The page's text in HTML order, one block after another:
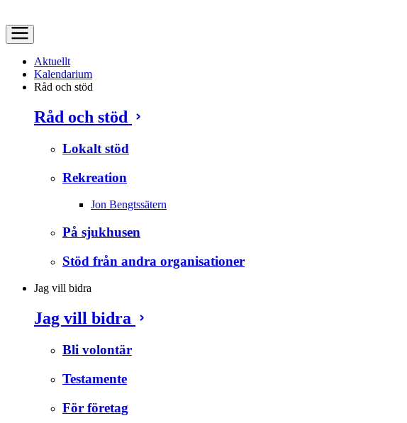
Aktuellt
Kalendarium
Råd och stöd
Råd och stöd
Lokalt stöd
Rekreation
Jon Bengtssätern
På sjukhusen
Stöd från andra organisationer
Jag vill bidra
Jag vill bidra
Bli volontär
Testamente
För företag